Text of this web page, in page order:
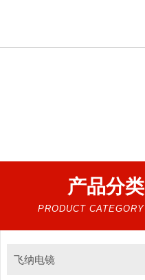
产品分类
PRODUCT CATEGORY
飞纳电镜